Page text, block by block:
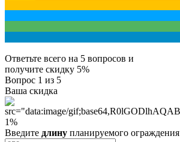
Ответьте всего на 5 вопросов и
получите скидку 5%
Вопрос 1 из 5
Ваша скидка
1%
Введите длину планируемого ограждения